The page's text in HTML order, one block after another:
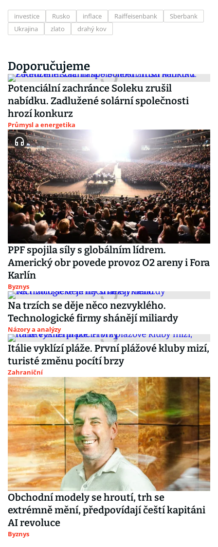
investice Rusko inflace Raiffeisenbank
Sberbank
Ukrajina
zlato drahý kov
Doporučujeme
Potenciální zachránce Soleku zrušil
nabídku. Zadlužené solární společnosti
hrozí konkurz
Průmysl a energetika
PPF spojila síly s globálním lídrem.
Americký obr povede provoz O2 areny i Fora
Karlín
Byznys
Na trzích se děje něco nezvyklého.
Technologické firmy shánějí miliardy
Názory a analýzy
Itálie vyklízí pláže. První plážové kluby mizí,
turisté změnu pocítí brzy
Zahraniční
Obchodní modely se hroutí, trh se
extrémně mění, předpovídají čeští kapitáni
AI revoluce
Byznys